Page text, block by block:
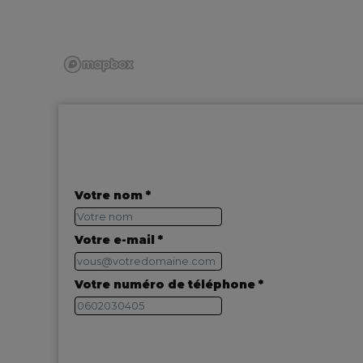
Votre nom *
Votre e-mail *
Votre numéro de téléphone *